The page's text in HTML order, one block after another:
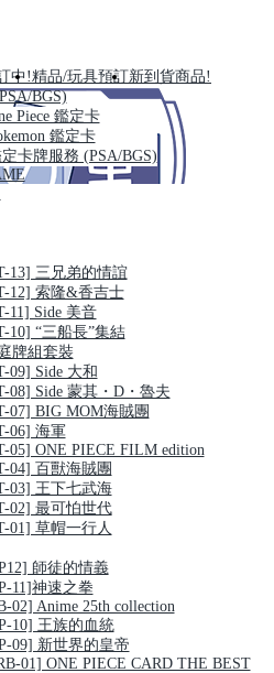
中!精品/玩具預訂新到貨商品!
BGS)
Piece 鑑定卡
鑑定卡
卡牌服務 (PSA/BGS)
13] 三兄弟的情誼
12] 索隆&香吉士
11] Side 美音
10] “三船長”集結
牌組套裝
09] Side 大和
08] Side 蒙其・D・魯夫
07] BIG MOM海賊團
06] 海軍
05] ONE PIECE FILM edition
04] 百獸海賊團
03] 王下七武海
02] 最可怕世代
01] 草帽一行人
師徒的情義
11]神速之拳
02] Anime 25th collection
10] 王族的血統
09] 新世界的皇帝
01] ONE PIECE CARD THE BEST